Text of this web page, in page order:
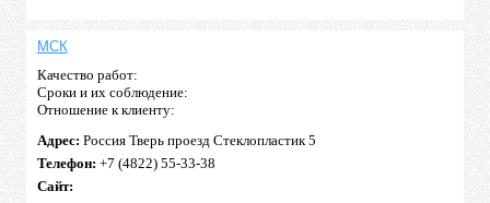
МСК
Качество работ:
Сроки и их соблюдение:
Отношение к клиенту:
Адрес: Россия Тверь проезд Стеклопластик 5
Телефон: +7 (4822) 55-33-38
Сайт: